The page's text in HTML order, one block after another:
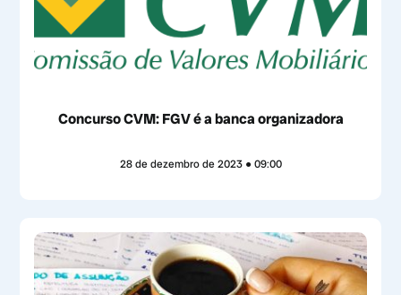
Concurso CVM: FGV é a banca organizadora
28 de dezembro de 2023 09:00